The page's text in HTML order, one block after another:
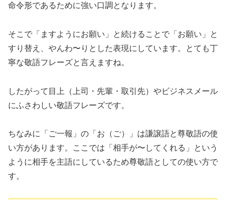
命令形であるために強い口調となります。
そこで「ますようにお願い」と続けることで「お願い」と
すり替え、やんわ〜りとした表現にしています。とても丁
寧な敬語フレーズと言えますね。
したがって目上（上司・先輩・取引先）やビジネスメール
にふさわしい敬語フレーズです。
ちなみに「ご一報」の「お（ご）」は謙譲語と尊敬語の使
い方があります。ここでは「相手が〜してくれる」という
ように相手を主語にしているため尊敬語としての使い方で
す。